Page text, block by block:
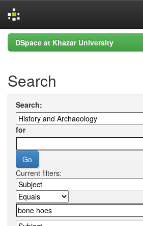
Skip
navigation
DSpace at Khazar University
Search
Search:
for
Current filters: